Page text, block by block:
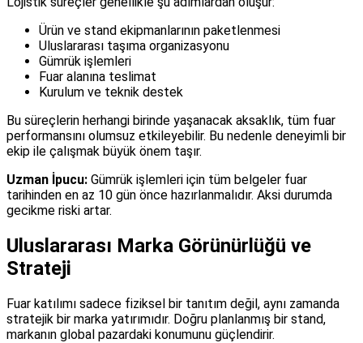
Ürün ve stand ekipmanlarının paketlenmesi
Uluslararası taşıma organizasyonu
Gümrük işlemleri
Fuar alanına teslimat
Kurulum ve teknik destek
Bu süreçlerin herhangi birinde yaşanacak aksaklık, tüm fuar
performansını olumsuz etkileyebilir. Bu nedenle deneyimli bir
ekip ile çalışmak büyük önem taşır.
Uzman İpucu: Gümrük işlemleri için tüm belgeler fuar
tarihinden en az 10 gün önce hazırlanmalıdır. Aksi durumda
gecikme riski artar.
Uluslararası Marka Görünürlüğü ve
Strateji
Fuar katılımı sadece fiziksel bir tanıtım değil, aynı zamanda
stratejik bir marka yatırımıdır. Doğru planlanmış bir stand,
markanın global pazardaki konumunu güçlendirir.